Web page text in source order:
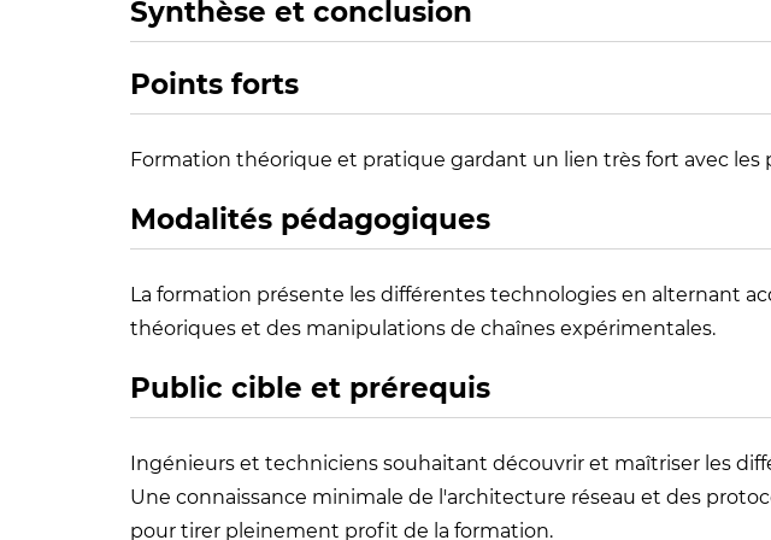
Synthèse et conclusion
Points forts
Formation théorique et pratique gardant un lien très fort avec les
Modalités pédagogiques
La formation présente les différentes technologies en alternant
théoriques et des manipulations de chaînes expérimentales.
Public cible et prérequis
Ingénieurs et techniciens souhaitant découvrir et maîtriser les
Une connaissance minimale de l'architecture réseau et des
pour tirer pleinement profit de la formation.